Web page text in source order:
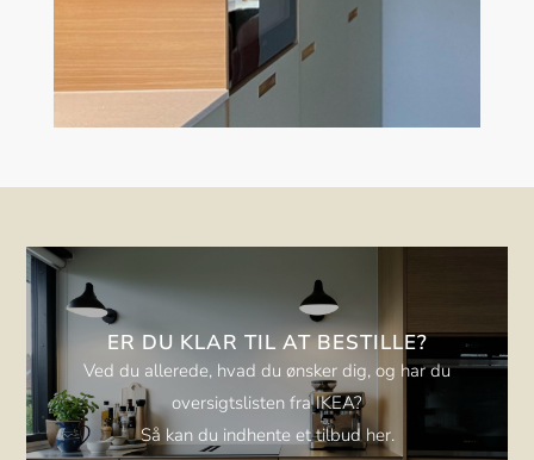
ER DU KLAR TIL AT BESTILLE?
Ved du allerede, hvad du ønsker dig, og har du
oversigtslisten fra IKEA?
Så kan du indhente et tilbud her.